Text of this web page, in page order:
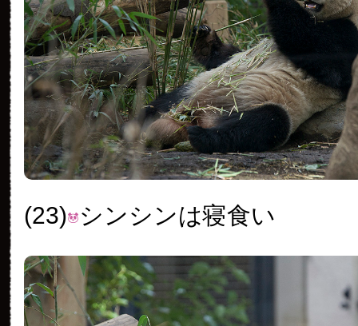
(23) シンシンは寝食い